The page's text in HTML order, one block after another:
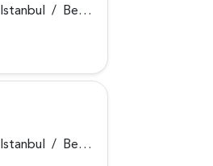
Istanbul / Beykoz
Istanbul / Beykoz